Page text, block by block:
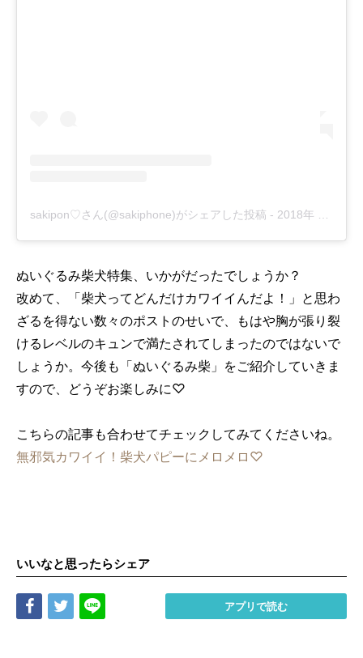
sakipon♡さん(@sakiphone)がシェアした投稿 - 2018年 3月月22日午前7時07分PDT
ぬいぐるみ柴犬特集、いかがだったでしょうか？
改めて、「柴犬ってどんだけカワイイんだよ！」と思わ
ざるを得ない数々のポストのせいで、もはや胸が張り裂
けるレベルのキュンで満たされてしまったのではないで
しょうか。今後も「ぬいぐるみ柴」をご紹介していきま
すので、どうぞお楽しみに♡
こちらの記事も合わせてチェックしてみてくださいね。
無邪気カワイイ！柴犬パピーにメロメロ♡
いいなと思ったらシェア
Share Tweet アプリで読む